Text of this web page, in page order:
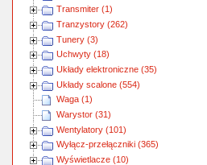
Transmiter (1)
Tranzystory (262)
Tunery (3)
Uchwyty (18)
Układy elektroniczne (35)
Układy scalone (554)
Waga (1)
Warystor (31)
Wentylatory (101)
Wyłącz-przełączniki (365)
Wyświetlacze (10)